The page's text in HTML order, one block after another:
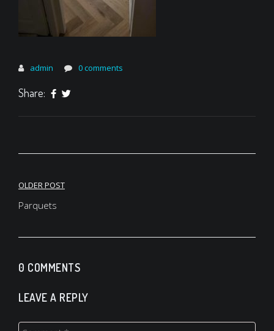
admin 0 comments
Share:
Navigation
l’article
OLDER POST
Parquets
0 COMMENTS
LEAVE A REPLY